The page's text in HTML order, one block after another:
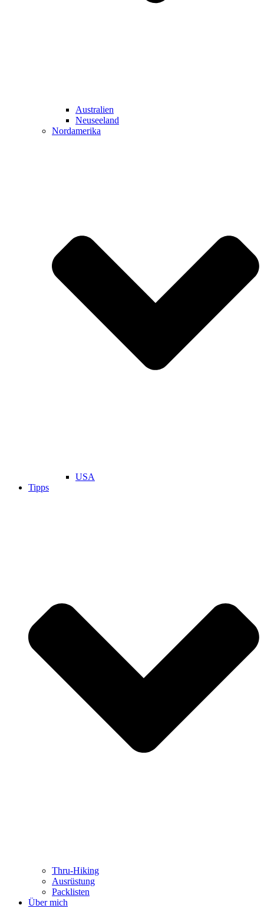
Australien
Neuseeland
Nordamerika
USA
Tipps
Thru-Hiking
Ausrüstung
Packlisten
Über mich